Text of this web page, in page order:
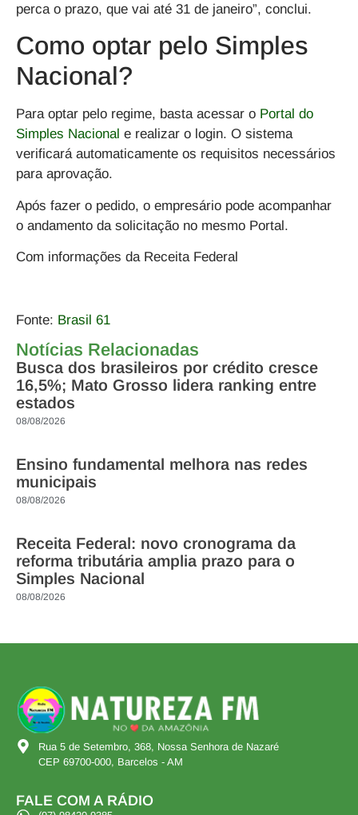
perca o prazo, que vai até 31 de janeiro”, conclui.
Como optar pelo Simples
Nacional?
Para optar pelo regime, basta acessar o Portal do
Simples Nacional e realizar o login. O sistema
verificará automaticamente os requisitos necessários
para aprovação.
Após fazer o pedido, o empresário pode acompanhar
o andamento da solicitação no mesmo Portal.
Com informações da Receita Federal
Fonte: Brasil 61
Notícias Relacionadas
Busca dos brasileiros por crédito cresce
16,5%; Mato Grosso lidera ranking entre
estados
08/08/2026
Ensino fundamental melhora nas redes
municipais
08/08/2026
Receita Federal: novo cronograma da
reforma tributária amplia prazo para o
Simples Nacional
08/08/2026
Rua 5 de Setembro, 368, Nossa Senhora de Nazaré
CEP 69700-000, Barcelos - AM
FALE COM A RÁDIO